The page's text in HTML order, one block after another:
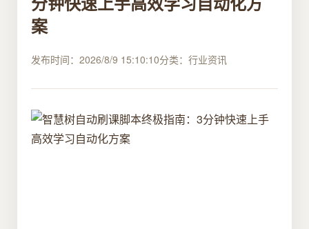
案
发布时间：2026/8/9 15:10:10分类：行业资讯